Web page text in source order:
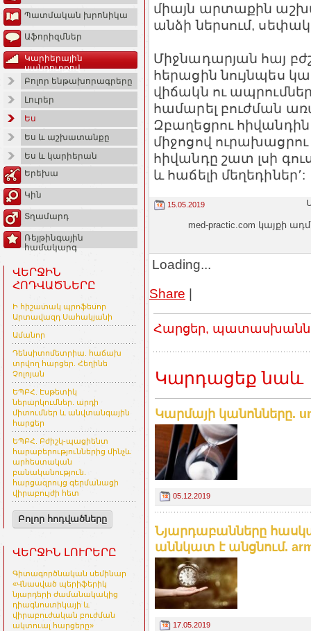
Պատմական խրոնիկա
Աֆորիզմներ
Կարիերային
սանդուղքով
Բոլոր ենթախորագրերը
Լուրեր
Ես
Ես և աշխատանքը
Ես և կարիերան
Երեխա
Կին
Տղամարդ
Ռեյթինգային
համակարգ
ՎԵՐՋԻՆ
ՀՈԴՎԱԾՆԵՐԸ
Ի հիշատակ պրոֆեսոր
Արտավազդ Սահակյանի
Ամանոր
Դենսիտոմետրիա. հաճախ
տրվող հարցեր. Հեղինե
Չոլոյան
ԵՊԲՀ. Էսթետիկ
ներարկումներ. արդի
միտումներ և անվտանգային
հարցեր
ԵՊԲՀ. Բժիշկ-պացիենտ
հարաբերություններից մինչև
արհեստական
բանականություն.
հարցազրույց գերմանացի
վիրաբույժի հետ
Բոլոր հոդվածները
ՎԵՐՋԻՆ ԼՈՒՐԵՐԸ
Գիտագործնական սեմինար
«Վնասված պերիֆերիկ
նյարդերի ժամանակակից
դիագնոստիկայի և
վիրաբուժական բուժման
ակտուալ հարցերը»
միայն արտաքին
անձի ներսում,
Միջնադարյան հայ
հերացին նույնպես
վիճակն ու
համարել բուժման
Զբաղեցրու
միջոցով
հիվանդը շատ լսի
և հաճելի մեղեդիներ՚:
15.05.2019
med-practic.com կայքի
Loading...
Share |
Հարցեր,
Կարդացեք նաև
Կարմայի կանոնները.
05.12.2019
Նյարդաբանները
աննկատ է անցնում.
17.05.2019